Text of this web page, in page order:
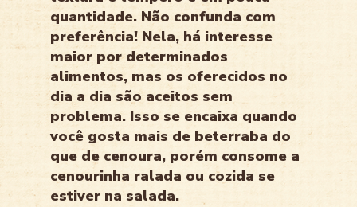
quantidade. Não confunda com
preferência! Nela, há interesse
maior por determinados
alimentos, mas os oferecidos no
dia a dia são aceitos sem
problema. Isso se encaixa quando
você gosta mais de beterraba do
que de cenoura, porém consome a
cenourinha ralada ou cozida se
estiver na salada.